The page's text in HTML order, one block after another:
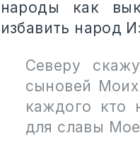
народы как
избавить народ
Северу
сыновей
каждого кто
для славы